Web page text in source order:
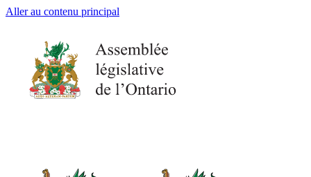
Aller au contenu principal